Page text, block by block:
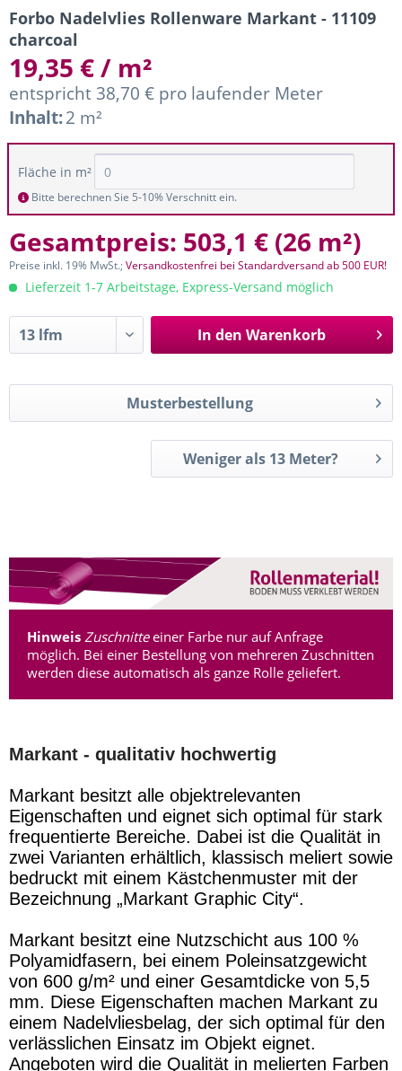
Forbo Nadelvlies Rollenware Markant - 11109
charcoal
19,35 € / m²
entspricht 38,70 € pro laufender Meter
Inhalt:2 m²
Fläche in m²
Bitte berechnen Sie 5-10% Verschnitt ein.
Gesamtpreis: 503,1 € (26 m²)
Preise inkl. 19% MwSt.;Versandkostenfrei bei Standardversand ab 500 EUR!
Lieferzeit 1-7 Arbeitstage, Express-Versand möglich
In den Warenkorb
Musterbestellung
Weniger als 13 Meter?
Hinweis Zuschnitteeiner Farbe nur auf Anfrage
möglich. Bei einer Bestellung von mehreren Zuschnitten
werden diese automatisch als ganze Rolle geliefert.
Markant - qualitativ hochwertig
Markant besitzt alle objektrelevanten
Eigenschaften und eignet sich optimal für stark
frequentierte Bereiche. Dabei ist die Qualität in
zwei Varianten erhältlich, klassisch meliert sowie
bedruckt mit einem Kästchenmuster mit der
Bezeichnung „Markant Graphic City“.
Markant besitzt eine Nutzschicht aus 100 %
Polyamidfasern, bei einem Poleinsatzgewicht
von 600 g/m² und einer Gesamtdicke von 5,5
mm. Diese Eigenschaften machen Markant zu
einem Nadelvliesbelag, der sich optimal für den
verlässlichen Einsatz im Objekt eignet.
Angeboten wird die Qualität in melierten Farben